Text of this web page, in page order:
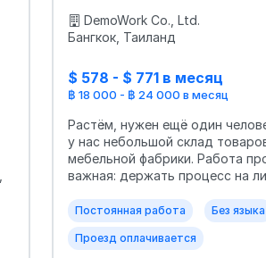
DemoWork Co., Ltd.
Бангкок, Таиланд
$ 578 - $ 771 в месяц
฿ 18 000 - ฿ 24 000 в месяц
Растём, нужен ещё один
у нас небольшой склад
мебельной фабрики. Работа
важная: держать процесс на
Постоянная работа Без языка
Проезд оплачивается